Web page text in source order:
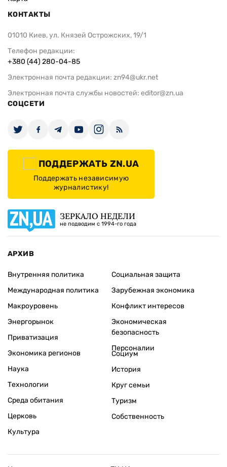
КОНТАКТЫ
01010 Киев, ул. Князей Острожских, 19/1
Телефон редакции:
+380 (44) 280-04-85
Электронная почта редакции: zn94@ukr.net
Электронная почта службы новостей: editor@zn.ua
СОЦСЕТИ
ПОДДЕРЖАТЬ ZN.UA
Поддержать независимую
журналистику!
ЗЕРКАЛО НЕДЕЛИ
не подводим с 1994-го года
АРХИВ
Внутренняя политика
Международная политика
Макроуровень
Энергорынок
Приватизация
Экономика регионов
Социальная защита
Зарубежная экономика
Конфликт интересов
Экономическая
безопасность
Персоналии
Наука
Технологии
Среда обитания
Церковь
Культура
Социум
История
Круг семьи
Туризм
Собственность